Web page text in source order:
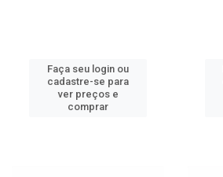
Faça seu login ou
cadastre-se para
ver preços e
comprar